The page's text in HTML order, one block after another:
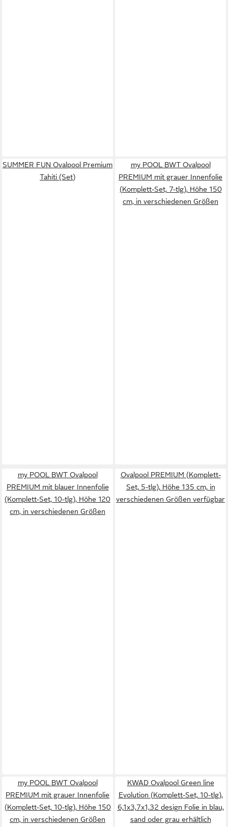
SUMMER FUN Ovalpool Premium
Tahiti (Set)
my POOL BWT Ovalpool
PREMIUM mit grauer Innenfolie
(Komplett-Set, 7-tlg), Höhe 150
cm, in verschiedenen Größen
my POOL BWT Ovalpool
PREMIUM mit blauer Innenfolie
(Komplett-Set, 10-tlg), Höhe 120
cm, in verschiedenen Größen
Ovalpool PREMIUM (Komplett-
Set, 5-tlg), Höhe 135 cm, in
verschiedenen Größen verfügbar
my POOL BWT Ovalpool
PREMIUM mit grauer Innenfolie
(Komplett-Set, 10-tlg), Höhe 150
cm, in verschiedenen Größen
KWAD Ovalpool Green line
Evolution (Komplett-Set, 10-tlg),
6,1x3,7x1,32 design Folie in blau,
sand oder grau erhältlich